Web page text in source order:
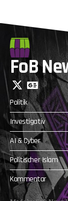
FoB
Politik
Investigativ
AI & Cyber
Politischer Islam
Kommentar